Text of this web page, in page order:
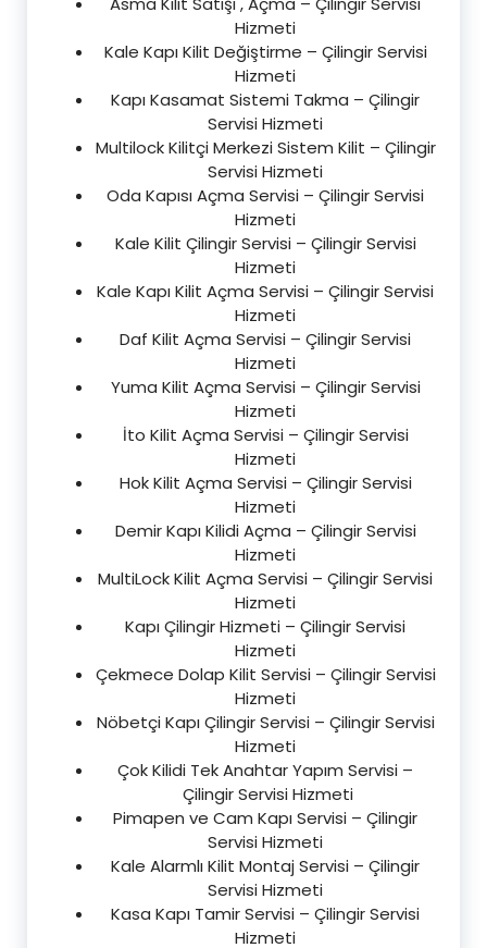
Hizmeti
Kale Kapı Kilit Değiştirme – Çilingir Servisi
Hizmeti
Kapı Kasamat Sistemi Takma – Çilingir
Servisi Hizmeti
Multilock Kilitçi Merkezi Sistem Kilit – Çilingir
Servisi Hizmeti
Oda Kapısı Açma Servisi – Çilingir Servisi
Hizmeti
Kale Kilit Çilingir Servisi – Çilingir Servisi
Hizmeti
Kale Kapı Kilit Açma Servisi – Çilingir Servisi
Hizmeti
Daf Kilit Açma Servisi – Çilingir Servisi
Hizmeti
Yuma Kilit Açma Servisi – Çilingir Servisi
Hizmeti
İto Kilit Açma Servisi – Çilingir Servisi
Hizmeti
Hok Kilit Açma Servisi – Çilingir Servisi
Hizmeti
Demir Kapı Kilidi Açma – Çilingir Servisi
Hizmeti
MultiLock Kilit Açma Servisi – Çilingir Servisi
Hizmeti
Kapı Çilingir Hizmeti – Çilingir Servisi
Hizmeti
Çekmece Dolap Kilit Servisi – Çilingir Servisi
Hizmeti
Nöbetçi Kapı Çilingir Servisi – Çilingir Servisi
Hizmeti
Çok Kilidi Tek Anahtar Yapım Servisi –
Çilingir Servisi Hizmeti
Pimapen ve Cam Kapı Servisi – Çilingir
Servisi Hizmeti
Kale Alarmlı Kilit Montaj Servisi – Çilingir
Servisi Hizmeti
Kasa Kapı Tamir Servisi – Çilingir Servisi
Hizmeti